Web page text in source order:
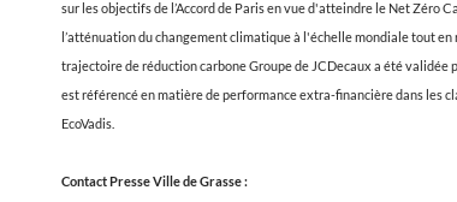
sur les objectifs de l’Accord de Paris en vue d'atteindre le Net Zéro
l’atténuation du changement climatique à l'échelle mondiale tout
trajectoire de réduction carbone Groupe de JCDecaux a été validée
est référencé en matière de performance extra-financière dans les
EcoVadis.
Contact Presse Ville de Grasse :